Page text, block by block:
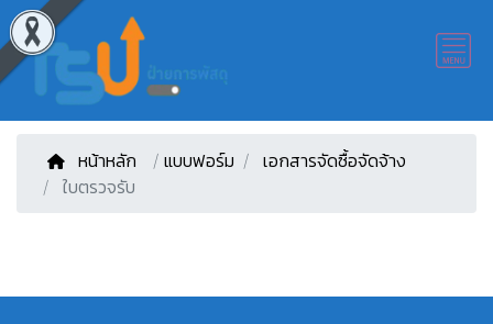
หน้าหลัก / แบบฟอร์ม
เอกสารจัดซื้อจัดจ้าง
ใบตรวจรับ